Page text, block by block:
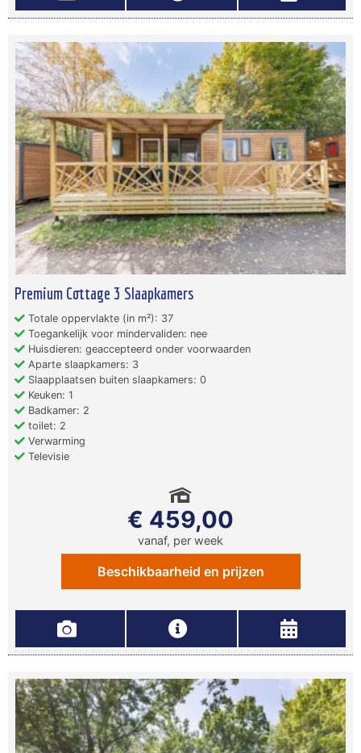
Premium Cottage 3 Slaapkamers
Totale oppervlakte (in m²): 37
Toegankelijk voor mindervaliden: nee
Huisdieren: geaccepteerd onder voorwaarden
Aparte slaapkamers: 3
Slaapplaatsen buiten slaapkamers: 0
Keuken: 1
Badkamer: 2
toilet: 2
Verwarming
Televisie
€ 459,00
vanaf, per week
Beschikbaarheid en prijzen